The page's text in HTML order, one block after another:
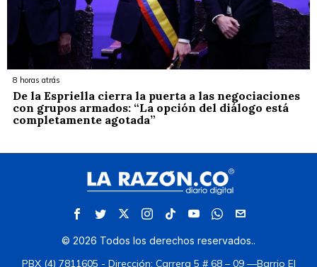
8 horas atrás
De la Espriella cierra la puerta a las negociaciones
con grupos armados: “La opción del diálogo está
completamente agotada”
© 2026 Todos los derechos reservados..
PBX (4) 7811605 - Dirección: Carrera 5 # 68 – 09 —Barrio El